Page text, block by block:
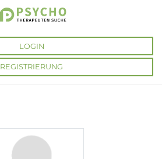
LOGIN
REGISTRIERUNG